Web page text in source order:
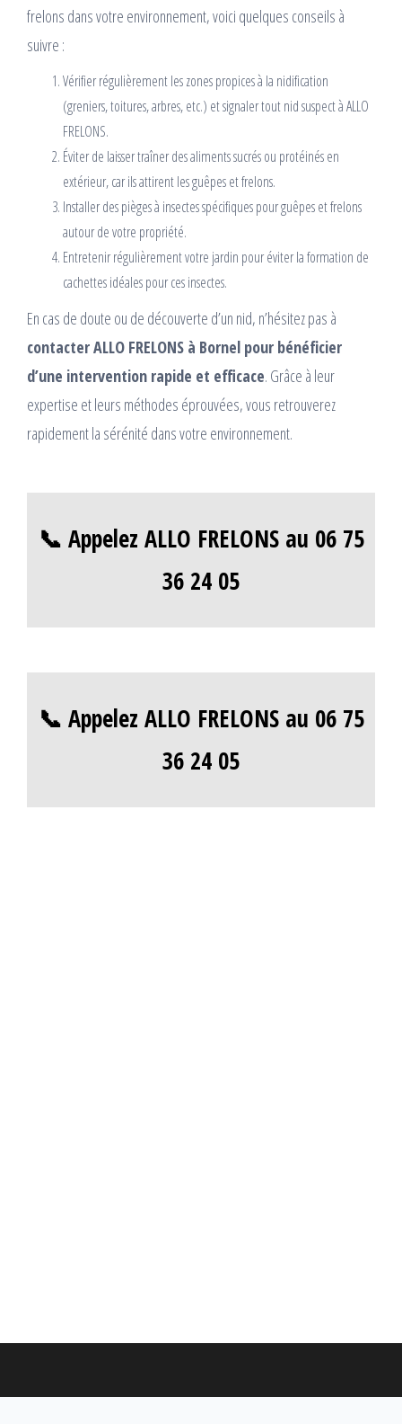
frelons dans votre environnement, voici quelques conseils à
suivre :
Vérifier régulièrement les zones propices à la nidification
(greniers, toitures, arbres, etc.) et signaler tout nid suspect à ALLO
FRELONS.
Éviter de laisser traîner des aliments sucrés ou protéinés en
extérieur, car ils attirent les guêpes et frelons.
Installer des pièges à insectes spécifiques pour guêpes et frelons
autour de votre propriété.
Entretenir régulièrement votre jardin pour éviter la formation de
cachettes idéales pour ces insectes.
En cas de doute ou de découverte d’un nid, n’hésitez pas à
contacter ALLO FRELONS à Bornel pour bénéficier
d’une intervention rapide et efficace. Grâce à leur
expertise et leurs méthodes éprouvées, vous retrouverez
rapidement la sérénité dans votre environnement.
📞 Appelez ALLO FRELONS au 06 75
36 24 05
📞 Appelez ALLO FRELONS au 06 75
36 24 05